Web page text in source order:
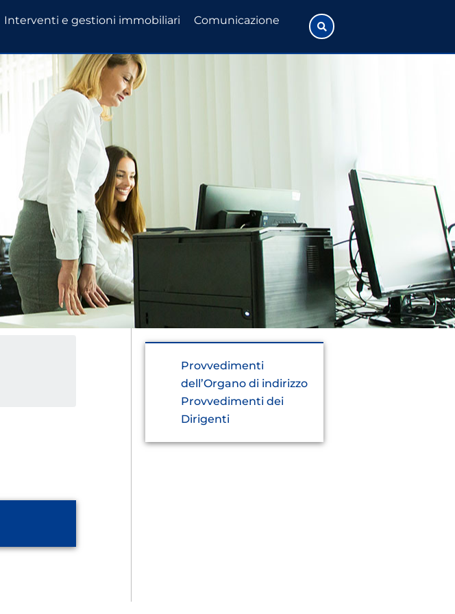
Interventi e gestioni immobiliari Comunicazione
Provvedimenti
dell’Organo di indirizzo
Provvedimenti dei
Dirigenti